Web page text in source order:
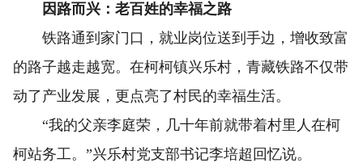
因路而兴：老百姓的幸福之路
铁路通到家门口，就业岗位送到手边，增收致富
的路子越走越宽。在柯柯镇兴乐村，青藏铁路不仅带
动了产业发展，更点亮了村民的幸福生活。
“我的父亲李庭荣，几十年前就带着村里人在柯
柯站务工。”兴乐村党支部书记李培超回忆说。